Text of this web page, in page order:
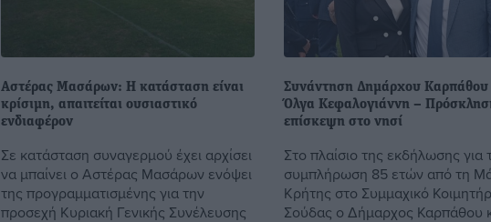
Αστέρας Μασάρων: Η κατάσταση είναι
κρίσιμη, απαιτείται ουσιαστικό
ενδιαφέρον
Σε κατάσταση συναγερμού έχει αρχίσει
να μπαίνει ο Αστέρας Μασάρων ενόψει
της προγραμματισμένης για την
προσεχή Κυριακή Γενικής Συνέλευσης
Συνάντηση Δημάρχου Καρπάθου
Όλγα Κεφαλογιάννη –
επίσκεψη στο νησί
Στο πλαίσιο της εκδήλωσης για
συμπλήρωση 85 ετών από τη
Κρήτης στο Συμμαχικό
Σούδας ο Δήμαρχος Καρπάθου